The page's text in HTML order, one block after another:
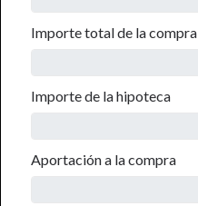
Importe total de la compra
Importe de la hipoteca
Aportación a la compra